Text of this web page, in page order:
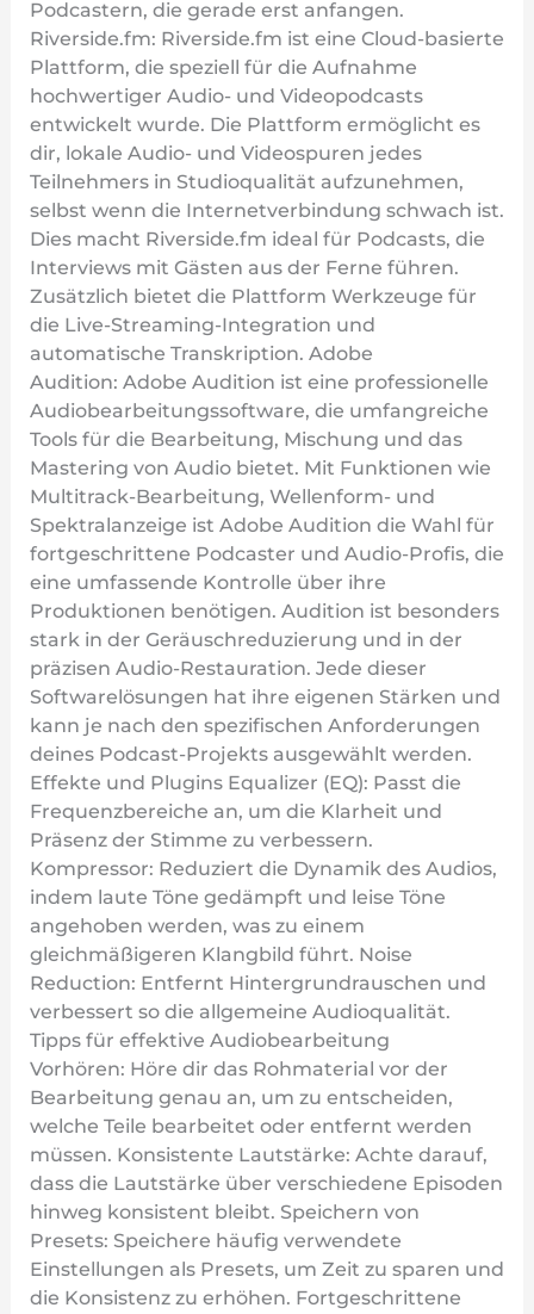
Podcastern, die gerade erst anfangen.
Riverside.fm: Riverside.fm ist eine Cloud-basierte
Plattform, die speziell für die Aufnahme
hochwertiger Audio- und Videopodcasts
entwickelt wurde. Die Plattform ermöglicht es
dir, lokale Audio- und Videospuren jedes
Teilnehmers in Studioqualität aufzunehmen,
selbst wenn die Internetverbindung schwach ist.
Dies macht Riverside.fm ideal für Podcasts, die
Interviews mit Gästen aus der Ferne führen.
Zusätzlich bietet die Plattform Werkzeuge für
die Live-Streaming-Integration und
automatische Transkription. Adobe
Audition: Adobe Audition ist eine professionelle
Audiobearbeitungssoftware, die umfangreiche
Tools für die Bearbeitung, Mischung und das
Mastering von Audio bietet. Mit Funktionen wie
Multitrack-Bearbeitung, Wellenform- und
Spektralanzeige ist Adobe Audition die Wahl für
fortgeschrittene Podcaster und Audio-Profis, die
eine umfassende Kontrolle über ihre
Produktionen benötigen. Audition ist besonders
stark in der Geräuschreduzierung und in der
präzisen Audio-Restauration. Jede dieser
Softwarelösungen hat ihre eigenen Stärken und
kann je nach den spezifischen Anforderungen
deines Podcast-Projekts ausgewählt werden.
Effekte und Plugins Equalizer (EQ): Passt die
Frequenzbereiche an, um die Klarheit und
Präsenz der Stimme zu verbessern.
Kompressor: Reduziert die Dynamik des Audios,
indem laute Töne gedämpft und leise Töne
angehoben werden, was zu einem
gleichmäßigeren Klangbild führt. Noise
Reduction: Entfernt Hintergrundrauschen und
verbessert so die allgemeine Audioqualität.
Tipps für effektive Audiobearbeitung
Vorhören: Höre dir das Rohmaterial vor der
Bearbeitung genau an, um zu entscheiden,
welche Teile bearbeitet oder entfernt werden
müssen. Konsistente Lautstärke: Achte darauf,
dass die Lautstärke über verschiedene Episoden
hinweg konsistent bleibt. Speichern von
Presets: Speichere häufig verwendete
Einstellungen als Presets, um Zeit zu sparen und
die Konsistenz zu erhöhen. Fortgeschrittene